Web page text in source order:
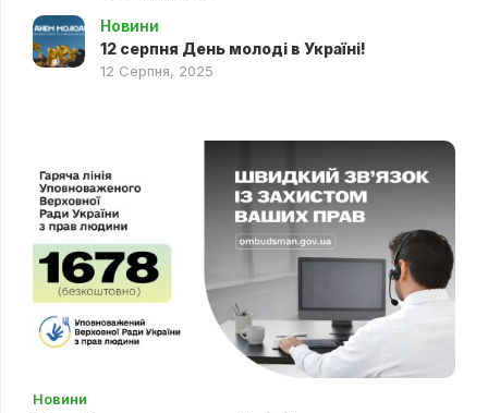
Новини
12 серпня День молоді в Україні!
12 Серпня, 2025
Новини